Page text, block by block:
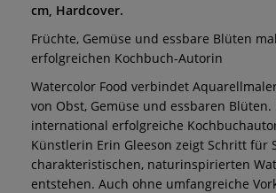
cm, Hardcover.
Früchte, Gemüse und essbare Blüten
erfolgreichen Kochbuch-Autorin
Watercolor Food verbindet
von Obst, Gemüse und essbaren Blüten.
international erfolgreiche
Künstlerin Erin Gleeson zeigt Schritt für
charakteristischen, naturinspirierten
entstehen. Auch ohne umfangreiche